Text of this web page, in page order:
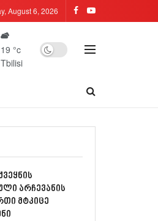
August 6, 2026
19 °c
Tbilisi
არჩევანის
მტკიცე